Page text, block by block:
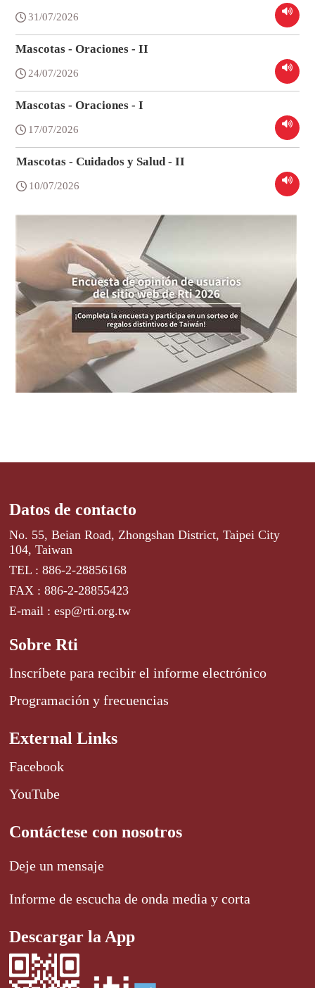
31/07/2026
Mascotas - Oraciones - II
24/07/2026
Mascotas - Oraciones - I
17/07/2026
Mascotas - Cuidados y Salud - II
10/07/2026
Datos de contacto
No. 55, Beian Road, Zhongshan District, Taipei City
104, Taiwan
TEL : 886-2-28856168
FAX : 886-2-28855423
E-mail : esp@rti.org.tw
Sobre Rti
Inscríbete para recibir el informe electrónico
Programación y frecuencias
External Links
Facebook
YouTube
Contáctese con nosotros
Deje un mensaje
Informe de escucha de onda media y corta
Descargar la App